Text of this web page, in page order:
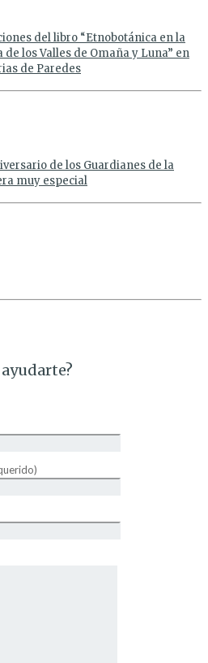
del libro “Etnobotánica en la
de los Valles de Omaña y Luna” en
de Paredes
de los Guardianes de la
muy especial